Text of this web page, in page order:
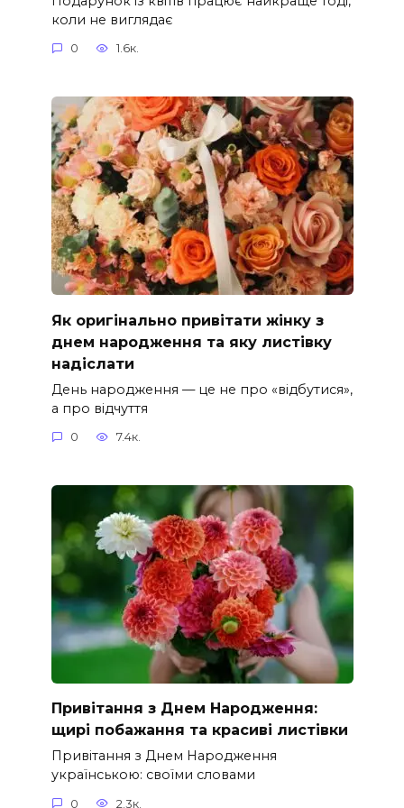
коли не виглядає
0 1.6к.
Як оригінально привітати жінку з
днем народження та яку листівку
надіслати
День народження — це не про «відбутися»,
а про відчуття
0 7.4к.
Привітання з Днем Народження:
щирі побажання та красиві листівки
Привітання з Днем Народження
українською: своїми словами
0 2.3к.